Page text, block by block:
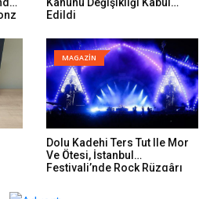
Edildi
MAGAZİN
Dolu Kadehi Ters Tut Ile Mor
Ve Ötesi, İstanbul
Festivali’nde Rock Rüzgârı